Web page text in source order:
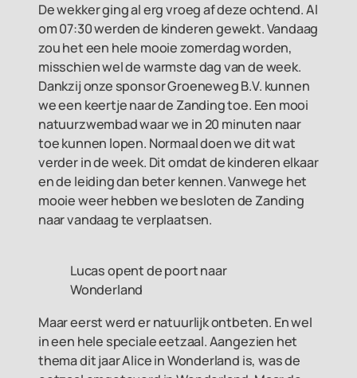
De wekker ging al erg vroeg af deze ochtend. Al
om 07:30 werden de kinderen gewekt. Vandaag
zou het een hele mooie zomerdag worden,
misschien wel de warmste dag van de week.
Dankzij onze sponsor Groeneweg B.V. kunnen
we een keertje naar de Zanding toe. Een mooi
natuurzwembad waar we in 20 minuten naar
toe kunnen lopen. Normaal doen we dit wat
verder in de week. Dit omdat de kinderen elkaar
en de leiding dan beter kennen. Vanwege het
mooie weer hebben we besloten de Zanding
naar vandaag te verplaatsen.
Lucas opent de poort naar
Wonderland
Maar eerst werd er natuurlijk ontbeten. En wel
in een hele speciale eetzaal. Aangezien het
thema dit jaar Alice in Wonderland is, was de